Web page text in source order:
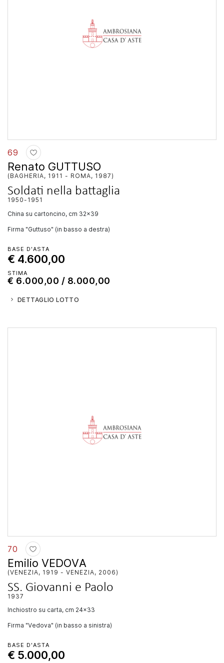
69
Renato GUTTUSO
(BAGHERIA, 1911 - ROMA, 1987)
Soldati nella battaglia
1950-1951
china su cartoncino, cm 32x39
Firma "Guttuso" (in basso a destra)
BASE D'ASTA
€ 4.600,00
STIMA
€ 6.000,00 / 8.000,00
DETTAGLIO LOTTO
70
Emilio VEDOVA
(VENEZIA, 1919 - VENEZIA, 2006)
SS. Giovanni e Paolo
1937
inchiostro su carta, cm 24x33
Firma "Vedova" (in basso a sinistra)
BASE D'ASTA
€ 5.000,00